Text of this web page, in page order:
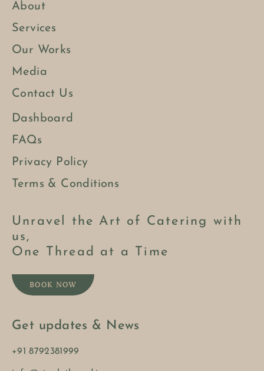
About
Services
Our Works
Media
Contact Us
Dashboard
FAQs
Privacy Policy
Terms & Conditions
Unravel the Art of Catering with
us,
One Thread at a Time
BOOK NOW
Get updates & News
+91 8792381999